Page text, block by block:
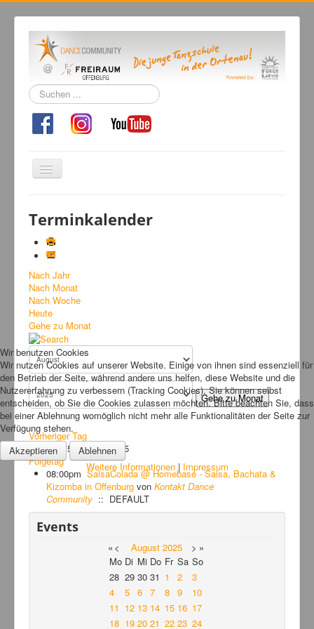
Suchen
...
Navigation
an/aus
Tanzschule
Kursangebot
Events
Fuegolatino
Bilder
News
Links
FAQ
Hansefit
Kontakt
Terminkalender
Nach Jahr
Nach Monat
Nach Woche
Heute
Gehe zu Monat
Gehe zu Monat
Vorheriger Tag
Freitag, 15. August 2025
Folgetag
08:00pm SalsaColada @ Homebase - Salsa, Bachata &
Kizomba in Offenburg von Kontakt Dance
Community :: DEFAULT
Events
« < August 2025 > »
Mo Di Mi Do Fr Sa So
28 29 30 31 1 2
3
4
5 6 7 8 9
10
11 12 13 14 15 16 17
18 19 20 21 22 23 24
Wir benutzen Cookies
Wir nutzen Cookies auf unserer Website. Einige von ihnen sind essenziell für
den Betrieb der Seite, während andere uns helfen, diese Website und die
Nutzererfahrung zu verbessern (Tracking Cookies). Sie können selbst
entscheiden, ob Sie die Cookies zulassen möchten. Bitte beachten Sie, dass
bei einer Ablehnung womöglich nicht mehr alle Funktionalitäten der Seite zur
Verfügung stehen.
Akzeptieren
Ablehnen
Weitere Informationen| Impressum